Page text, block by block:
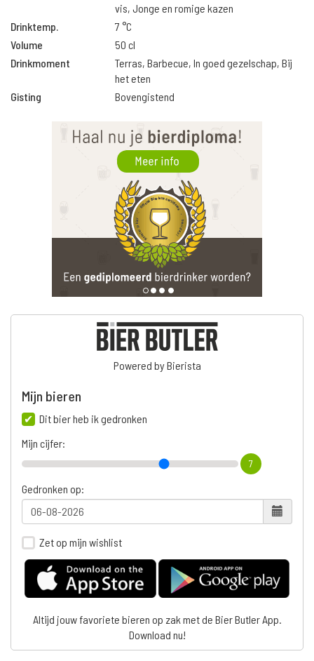
vis, Jonge en romige kazen
Drinktemp.
7 °C
Volume
50 cl
Drinkmoment
Terras, Barbecue, In goed gezelschap, Bij
het eten
Gisting
Bovengistend
Powered by Bierista
Mijn bieren
Dit bier heb ik gedronken
Mijn cijfer:
7
Gedronken op:
Zet op mijn wishlist
Altijd jouw favoriete bieren op zak met de Bier Butler App.
Download nu!